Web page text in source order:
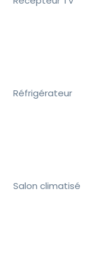
Réfrigérateur
Salon climatisé